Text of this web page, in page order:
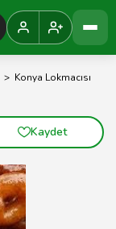
> Konya Lokmacısı
Kaydet